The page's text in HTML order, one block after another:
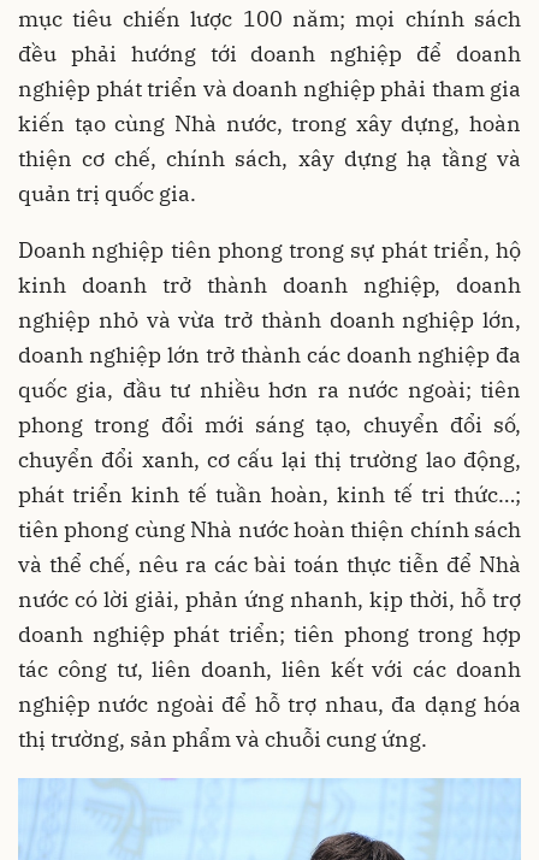
mục tiêu chiến lược 100 năm; mọi chính sách
đều phải hướng tới doanh nghiệp để doanh
nghiệp phát triển và doanh nghiệp phải tham gia
kiến tạo cùng Nhà nước, trong xây dựng, hoàn
thiện cơ chế, chính sách, xây dựng hạ tầng và
quản trị quốc gia.
Doanh nghiệp tiên phong trong sự phát triển, hộ
kinh doanh trở thành doanh nghiệp, doanh
nghiệp nhỏ và vừa trở thành doanh nghiệp lớn,
doanh nghiệp lớn trở thành các doanh nghiệp đa
quốc gia, đầu tư nhiều hơn ra nước ngoài; tiên
phong trong đổi mới sáng tạo, chuyển đổi số,
chuyển đổi xanh, cơ cấu lại thị trường lao động,
phát triển kinh tế tuần hoàn, kinh tế tri thức…;
tiên phong cùng Nhà nước hoàn thiện chính sách
và thể chế, nêu ra các bài toán thực tiễn để Nhà
nước có lời giải, phản ứng nhanh, kịp thời, hỗ trợ
doanh nghiệp phát triển; tiên phong trong hợp
tác công tư, liên doanh, liên kết với các doanh
nghiệp nước ngoài để hỗ trợ nhau, đa dạng hóa
thị trường, sản phẩm và chuỗi cung ứng.